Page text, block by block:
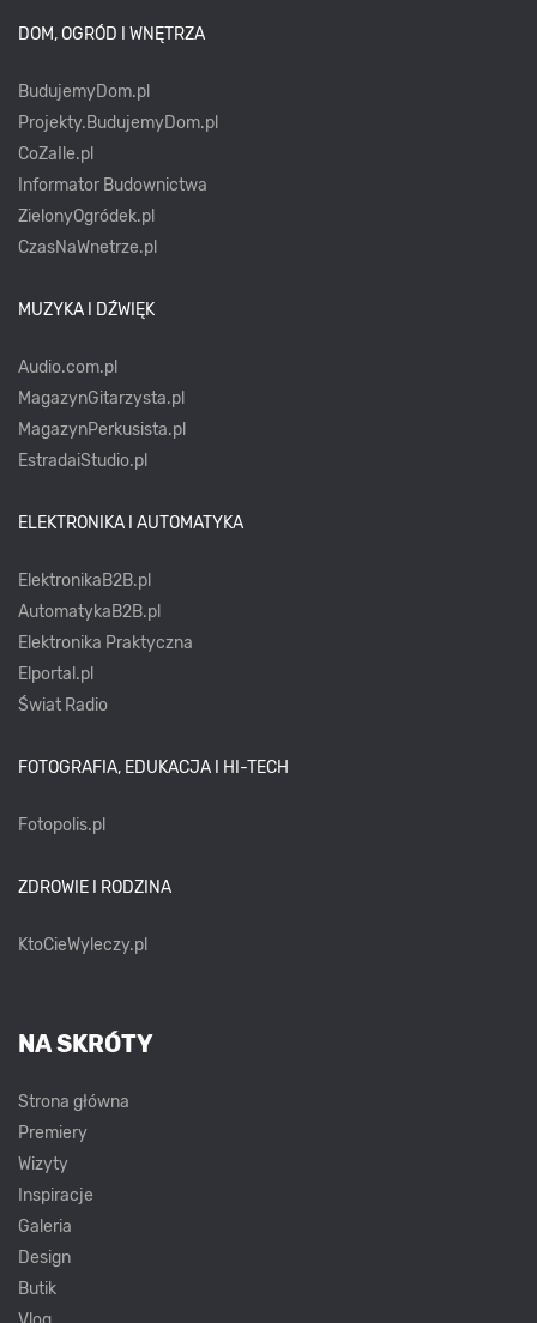
DOM, OGRÓD I WNĘTRZA
BudujemyDom.pl
Projekty.BudujemyDom.pl
CoZaIle.pl
Informator Budownictwa
ZielonyOgródek.pl
CzasNaWnetrze.pl
MUZYKA I DŹWIĘK
Audio.com.pl
MagazynGitarzysta.pl
MagazynPerkusista.pl
EstradaiStudio.pl
ELEKTRONIKA I AUTOMATYKA
ElektronikaB2B.pl
AutomatykaB2B.pl
Elektronika Praktyczna
Elportal.pl
Świat Radio
FOTOGRAFIA, EDUKACJA I HI-TECH
Fotopolis.pl
ZDROWIE I RODZINA
KtoCieWyleczy.pl
NA SKRÓTY
Strona główna
Premiery
Wizyty
Inspiracje
Galeria
Design
Butik